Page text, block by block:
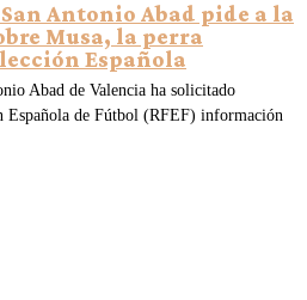
Antonio Abad pide a la
Musa, la perra
Española
Abad de Valencia ha solicitado
Española de Fútbol (RFEF) información